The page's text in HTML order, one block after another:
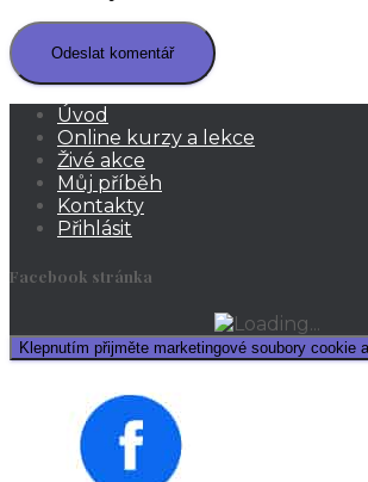
Úvod
Online kurzy a lekce
Živé akce
Můj příběh
Kontakty
Přihlásit
Facebook stránka
Klepnutím přijměte marketingové soubory cookie